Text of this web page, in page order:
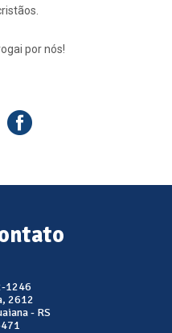
por nós!
1246
2612
- RS